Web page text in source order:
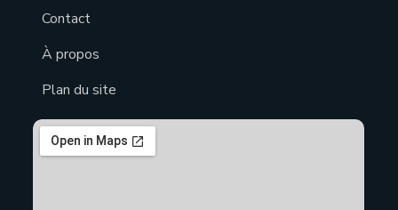
Contact
À propos
Plan du site